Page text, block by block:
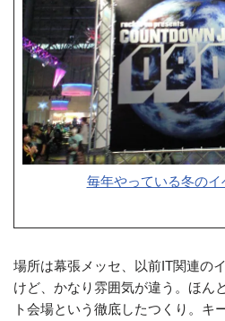
毎年やっている冬のイ
場所は幕張メッセ、以前IT関連の
けど、かなり雰囲気が違う。ほん
ト会場という徹底したつくり。キ